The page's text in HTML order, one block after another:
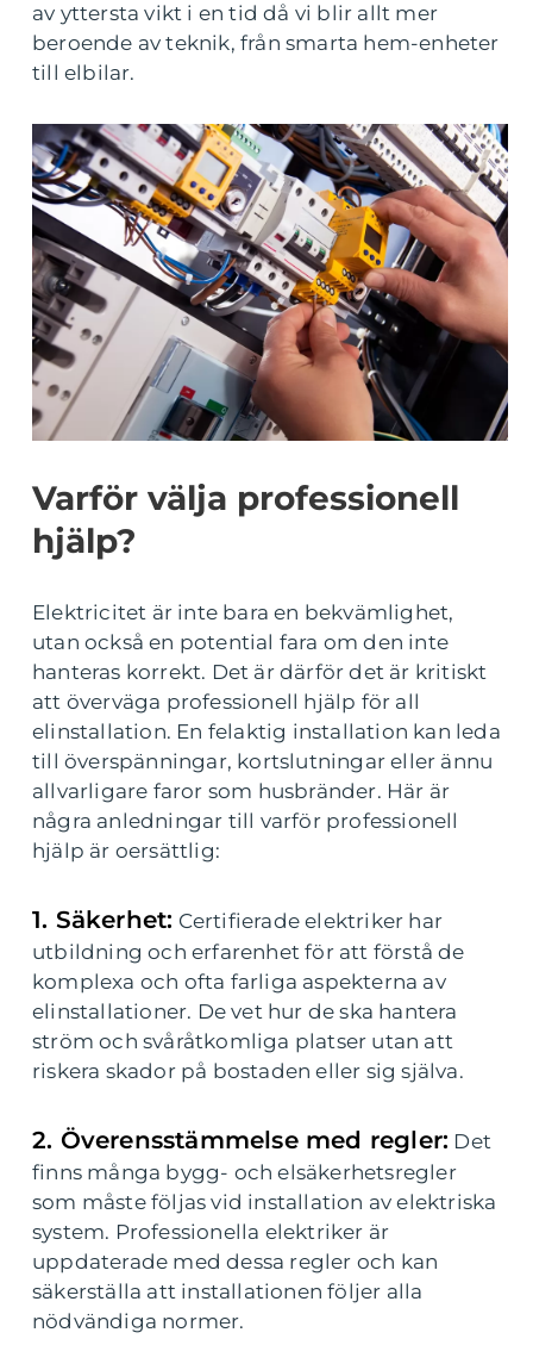
av yttersta vikt i en tid då vi blir allt mer
beroende av teknik, från smarta hem-enheter
till elbilar.
Varför välja professionell
hjälp?
Elektricitet är inte bara en bekvämlighet,
utan också en potential fara om den inte
hanteras korrekt. Det är därför det är kritiskt
att överväga professionell hjälp för all
elinstallation. En felaktig installation kan leda
till överspänningar, kortslutningar eller ännu
allvarligare faror som husbränder. Här är
några anledningar till varför professionell
hjälp är oersättlig:
1. Säkerhet: Certifierade elektriker har
utbildning och erfarenhet för att förstå de
komplexa och ofta farliga aspekterna av
elinstallationer. De vet hur de ska hantera
ström och svåråtkomliga platser utan att
riskera skador på bostaden eller sig själva.
2. Överensstämmelse med regler: Det
finns många bygg- och elsäkerhetsregler
som måste följas vid installation av elektriska
system. Professionella elektriker är
uppdaterade med dessa regler och kan
säkerställa att installationen följer alla
nödvändiga normer.